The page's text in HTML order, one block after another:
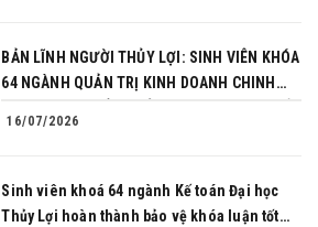
BẢN LĨNH NGƯỜI THỦY LỢI: SINH VIÊN KHÓA
64 NGÀNH QUẢN TRỊ KINH DOANH CHINH
16/07/2026
Sinh viên khoá 64 ngành Kế toán Đại học
Thủy Lợi hoàn thành bảo vệ khóa luận tốt